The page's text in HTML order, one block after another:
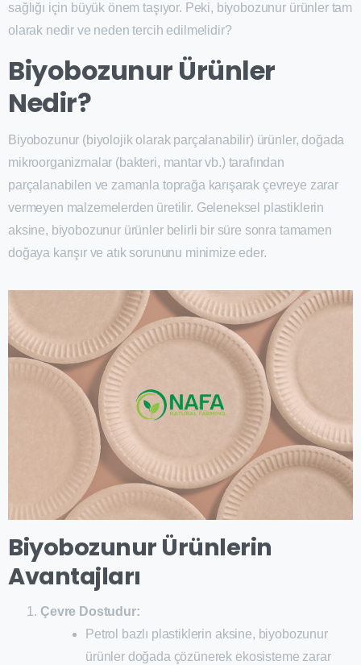
sağlığı için büyük önem taşıyor. Peki, biyobozunur ürünler tam
olarak nedir ve neden tercih edilmelidir?
Biyobozunur Ürünler
Nedir?
Biyobozunur (biyolojik olarak parçalanabilir) ürünler, doğada
mikroorganizmalar (bakteri, mantar vb.) tarafından
parçalanabilen ve zamanla toprağa karışarak çevreye zarar
vermeyen malzemelerden üretilir. Geleneksel plastiklerin
aksine, biyobozunur ürünler belirli bir süre sonra tamamen
doğaya karışır ve atık sorununu minimize eder.
Biyobozunur Ürünlerin
Avantajları
Çevre Dostudur:
Petrol bazlı plastiklerin aksine, biyobozunur
ürünler doğada çözünerek ekosisteme zarar